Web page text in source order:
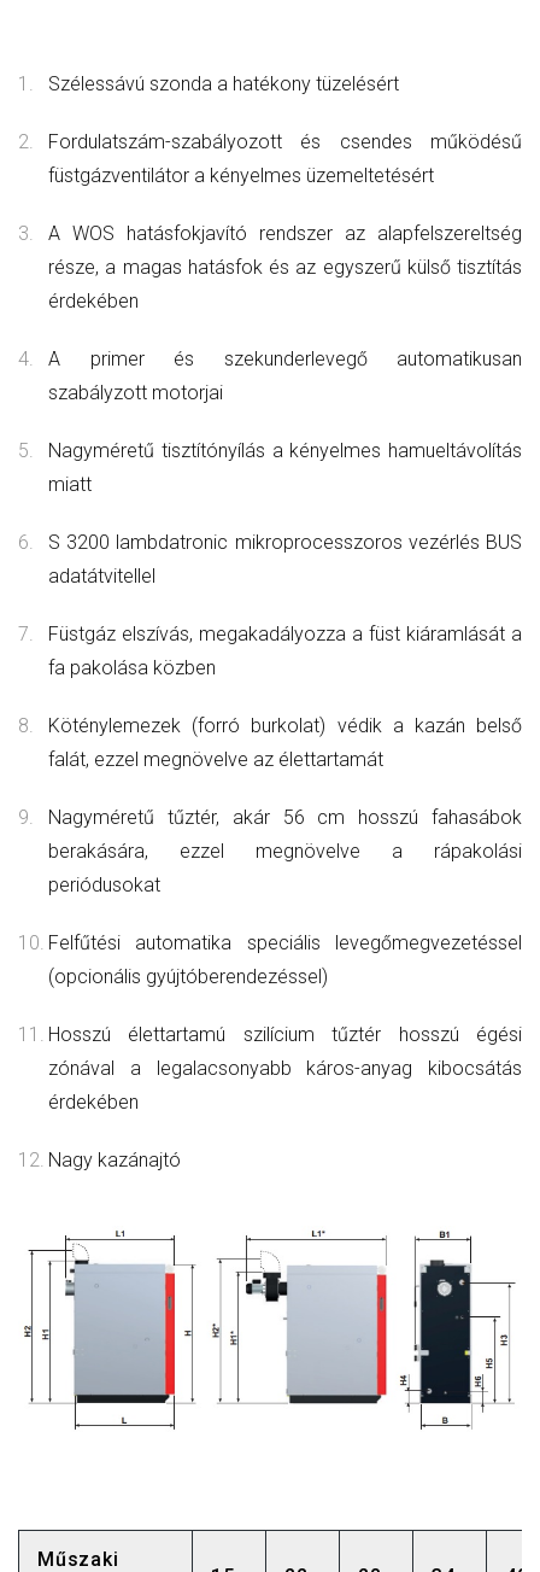
Szélessávú szonda a hatékony tüzelésért
Fordulatszám-szabályozott és csendes működésű
füstgázventilátor a kényelmes üzemeltetésért
A WOS hatásfokjavító rendszer az alapfelszereltség
része, a magas hatásfok és az egyszerű külső tisztítás
érdekében
A primer és szekunderlevegő automatikusan
szabályzott motorjai
Nagyméretű tisztítónyílás a kényelmes hamueltávolítás
miatt
S 3200 lambdatronic mikroprocesszoros vezérlés BUS
adatátvitellel
Füstgáz elszívás, megakadályozza a füst kiáramlását a
fa pakolása közben
Köténylemezek (forró burkolat) védik a kazán belső
falát, ezzel megnövelve az élettartamát
Nagyméretű tűztér, akár 56 cm hosszú fahasábok
berakására, ezzel megnövelve a rápakolási
periódusokat
Felfűtési automatika speciális levegőmegvezetéssel
(opcionális gyújtóberendezéssel)
Hosszú élettartamú szilícium tűztér hosszú égési
zónával a legalacsonyabb káros-anyag kibocsátás
érdekében
Nagy kazánajtó
Műszaki